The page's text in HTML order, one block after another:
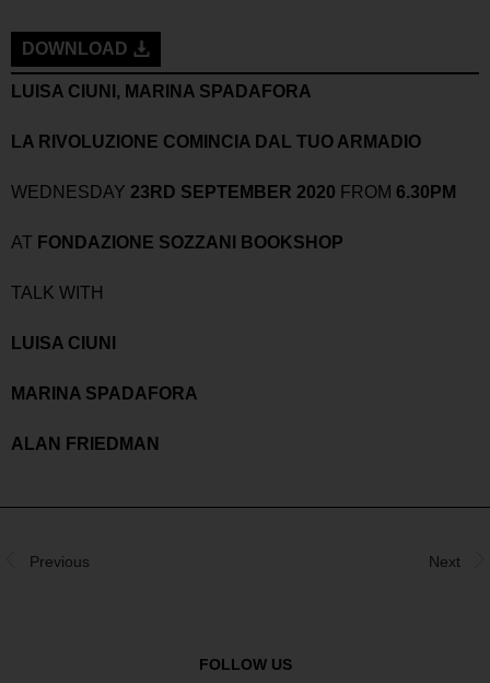
DOWNLOAD
LUISA CIUNI, MARINA SPADAFORA
LA RIVOLUZIONE COMINCIA DAL TUO ARMADIO
WEDNESDAY 23RD SEPTEMBER 2020 FROM 6.30PM
AT FONDAZIONE SOZZANI BOOKSHOP
TALK WITH
LUISA CIUNI
MARINA SPADAFORA
ALAN FRIEDMAN
Previous Next
FOLLOW US